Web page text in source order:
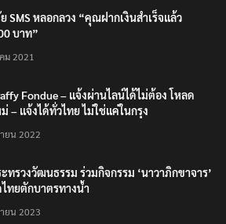
SMS หลอกลวง “คุณฝากเงินสำเร็จแล้ว
บาท”
ม 2021
Fondue – แจ้งผ่านไลน์ได้ไม่ต้อง โหลด
– แจ้งได้ทั่วไทย ไม่ใช่แค่ในกรุง
ยน 2022
ทรวงวัฒนธรรม ร่วมกิจกรรม ‘นาวาภิกขาจาร’
ทยตักบาตรทางน้ำ
ยน 2023